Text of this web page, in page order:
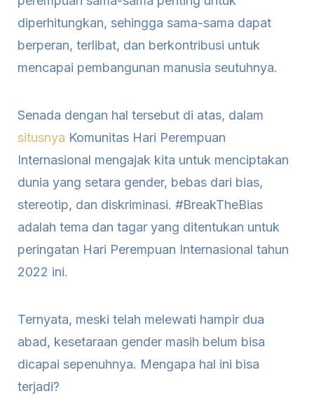
diperhitungkan, sehingga sama-sama dapat
berperan, terlibat, dan berkontribusi untuk
mencapai pembangunan manusia seutuhnya.
Senada dengan hal tersebut di atas, dalam
situsnya Komunitas Hari Perempuan
Internasional mengajak kita untuk menciptakan
dunia yang setara gender, bebas dari bias,
stereotip, dan diskriminasi. #BreakTheBias
adalah tema dan tagar yang ditentukan untuk
peringatan Hari Perempuan Internasional tahun
2022 ini.
Ternyata, meski telah melewati hampir dua
abad, kesetaraan gender masih belum bisa
dicapai sepenuhnya. Mengapa hal ini bisa
terjadi?